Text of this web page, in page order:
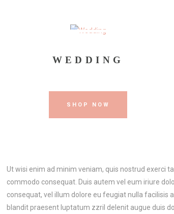
WEDDING
SHOP NOW
Ut wisi enim ad minim veniam, quis nostrud exerci
commodo consequat. Duis autem vel eum iriure
consequat, vel illum dolore eu feugiat nulla facilisis
blandit praesent luptatum zzril delenit augue duis